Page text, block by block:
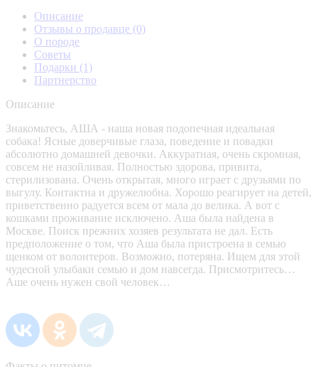
Описание
Отзывы о продавце (0)
О породе
Советы
Подарки (1)
Партнерство
Описание
Знакомьтесь, АША - наша новая подопечная идеальная
собака! Ясные доверчивые глаза, поведение и повадки
абсолютно домашней девочки. Аккуратная, очень скромная,
совсем не назойливая. Полностью здорова, привита,
стерилизована. Очень открытая, много играет с друзьями по
выгулу. Контактна и дружелюбна. Хорошо реагирует на детей,
приветственно радуется всем от мала до велика. А вот с
кошками проживание исключено. Аша была найдена в
Москве. Поиск прежних хозяев результата не дал. Есть
предположение о том, что Аша была пристроена в семью
щенком от волонтеров. Возможно, потеряна. Ищем для этой
чудесной улыбаки семью и дом навсегда. Присмотритесь…
Аше очень нужен свой человек…